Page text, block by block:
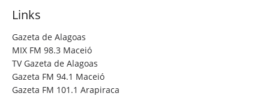
Links
Gazeta de Alagoas
MIX FM 98.3 Maceió
TV Gazeta de Alagoas
Gazeta FM 94.1 Maceió
Gazeta FM 101.1 Arapiraca